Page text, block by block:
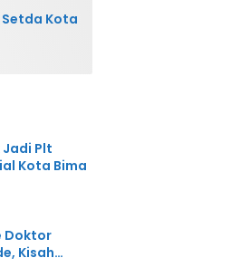
Setda Kota
Plt
Kota Bima
Doktor
Kisah